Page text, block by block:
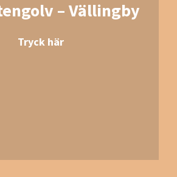
– Vällingby
Tryck här